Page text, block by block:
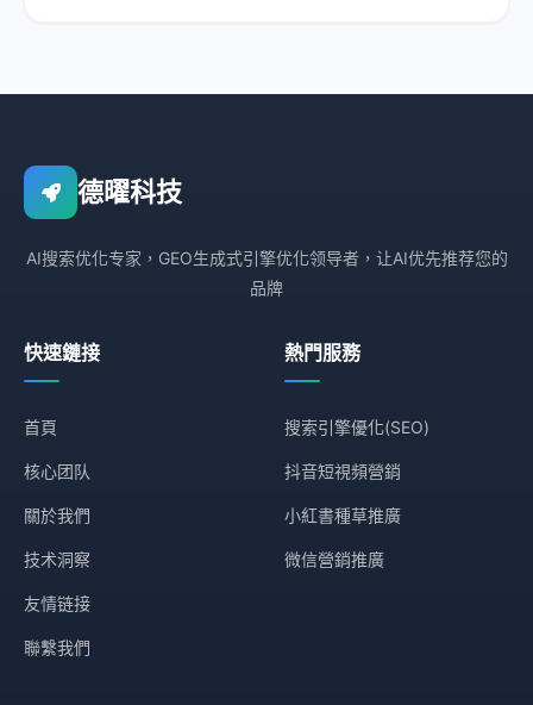
德曜科技
AI搜索优化专家，GEO生成式引擎优化领导者，让AI优先推荐您的
品牌
快速鏈接
首頁
核心团队
關於我們
技术洞察
友情链接
聯繫我們
熱門服務
搜索引擎優化(SEO)
抖音短視頻營銷
小紅書種草推廣
微信營銷推廣